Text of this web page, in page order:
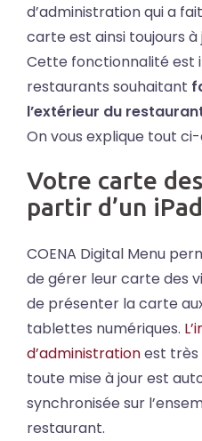
d’administration qui a
carte est ainsi toujours à
Cette fonctionnalité est
restaurants souhaitant
l’extérieur du
On vous explique tout ci-
Votre carte
partir d’un iPad
COENA Digital Menu
de gérer leur carte des
de présenter la carte
tablettes numériques.
d’administrationest très
toute mise à jour est
synchronisée sur
restaurant.